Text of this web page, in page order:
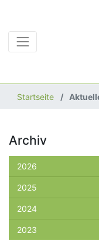
Startseite
Archiv
2026
2025
2024
2023